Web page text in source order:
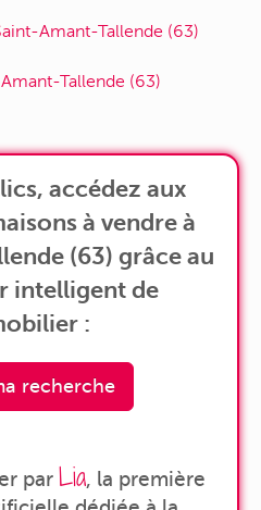
Amant-Tallende (63)
Tallende (63)
accédez aux
à vendre à
(63) grâce au
intelligent de
:
recherche
par Lia, la première